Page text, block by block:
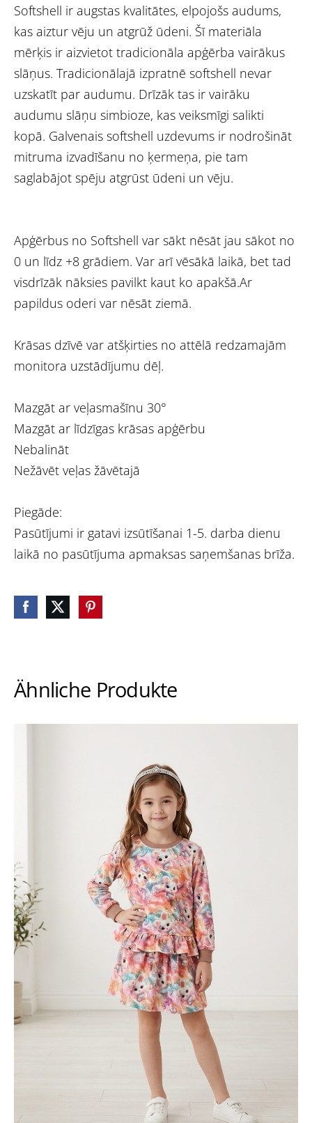
Softshell ir augstas kvalitātes, elpojošs audums,
kas aiztur vēju un atgrūž ūdeni. Šī materiāla
mērķis ir aizvietot tradicionāla apģērba vairākus
slāņus. Tradicionālajā izpratnē softshell nevar
uzskatīt par audumu. Drīzāk tas ir vairāku
audumu slāņu simbioze, kas veiksmīgi salikti
kopā. Galvenais softshell uzdevums ir nodrošināt
mitruma izvadīšanu no ķermeņa, pie tam
saglabājot spēju atgrūst ūdeni un vēju.
Apģērbus no Softshell var sākt nēsāt jau sākot no
0 un līdz +8 grādiem. Var arī vēsākā laikā, bet tad
visdrīzāk nāksies pavilkt kaut ko apakšā.Ar
papildus oderi var nēsāt ziemā.
Krāsas dzīvē var atšķirties no attēlā redzamajām
monitora uzstādījumu dēļ.
Mazgāt ar veļasmašīnu 30°
Mazgāt ar līdzīgas krāsas apģērbu
Nebalināt
Nežāvēt veļas žāvētajā
Piegāde:
Pasūtījumi ir gatavi izsūtīšanai 1-5. darba dienu
laikā no pasūtījuma apmaksas saņemšanas brīža.
Ähnliche Produkte